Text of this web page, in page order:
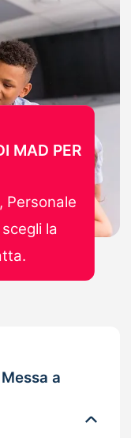
a
MAD PER
Personale
la